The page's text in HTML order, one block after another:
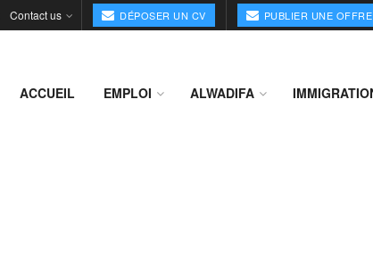
Contact us DÉPOSER UN CV PUBLIER UNE OFFRE
ACCUEIL EMPLOI ALWADIFA